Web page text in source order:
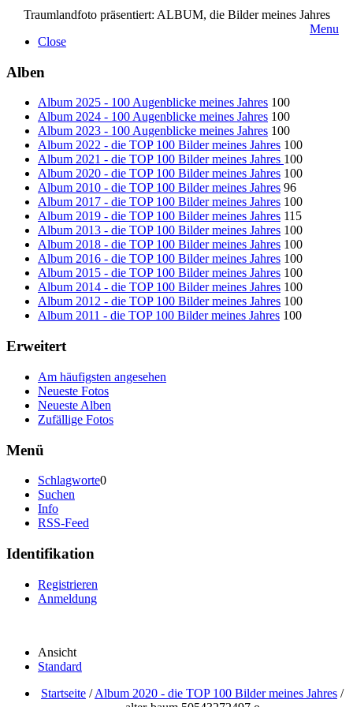
Traumlandfoto präsentiert: ALBUM, die Bilder meines Jahres
Menu
Close
Alben
Album 2025 - 100 Augenblicke meines Jahres 100
Album 2024 - 100 Augenblicke meines Jahres 100
Album 2023 - 100 Augenblicke meines Jahres 100
Album 2022 - die TOP 100 Bilder meines Jahres 100
Album 2021 - die TOP 100 Bilder meines Jahres 100
Album 2020 - die TOP 100 Bilder meines Jahres 100
Album 2010 - die TOP 100 Bilder meines Jahres 96
Album 2017 - die TOP 100 Bilder meines Jahres 100
Album 2019 - die TOP 100 Bilder meines Jahres 115
Album 2013 - die TOP 100 Bilder meines Jahres 100
Album 2018 - die TOP 100 Bilder meines Jahres 100
Album 2016 - die TOP 100 Bilder meines Jahres 100
Album 2015 - die TOP 100 Bilder meines Jahres 100
Album 2014 - die TOP 100 Bilder meines Jahres 100
Album 2012 - die TOP 100 Bilder meines Jahres 100
Album 2011 - die TOP 100 Bilder meines Jahres 100
Erweitert
Am häufigsten angesehen
Neueste Fotos
Neueste Alben
Zufällige Fotos
Menü
Schlagworte0
Suchen
Info
RSS-Feed
Identifikation
Registrieren
Anmeldung
Ansicht
Standard
Startseite /Album 2020 - die TOP 100 Bilder meines Jahres /